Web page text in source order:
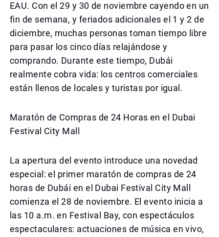
EAU. Con el 29 y 30 de noviembre cayendo en un
fin de semana, y feriados adicionales el 1 y 2 de
diciembre, muchas personas toman tiempo libre
para pasar los cinco días relajándose y
comprando. Durante este tiempo, Dubái
realmente cobra vida: los centros comerciales
están llenos de locales y turistas por igual.
Maratón de Compras de 24 Horas en el Dubai
Festival City Mall
La apertura del evento introduce una novedad
especial: el primer maratón de compras de 24
horas de Dubái en el Dubai Festival City Mall
comienza el 28 de noviembre. El evento inicia a
las 10 a.m. en Festival Bay, con espectáculos
espectaculares: actuaciones de música en vivo,